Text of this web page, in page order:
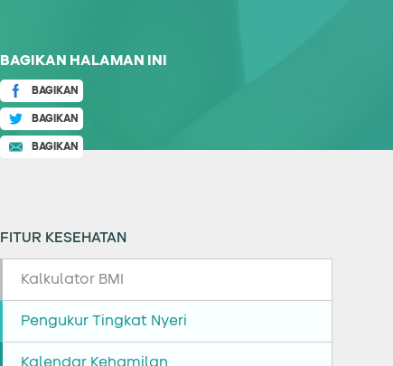
BAGIKAN HALAMAN INI
BAGIKAN
BAGIKAN
BAGIKAN
FITUR KESEHATAN
Kalkulator BMI
Pengukur Tingkat Nyeri
Kalendar Kehamilan